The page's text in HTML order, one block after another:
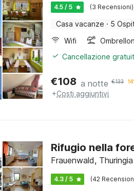
4.5 / 5 (3 Recensioni)
Casa vacanze · 5
Wifi
Cancellazione
€108 a notte €133
+Costi aggiuntivi
Rifugio nella
Frauenwald, Thuringia
4.3 / 5 (42